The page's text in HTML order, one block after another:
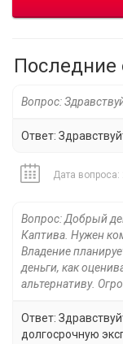
Последние
Вопрос:
Ответ:
Дата вопроса:
Вопрос: Добрый
Каптива. Нужен
Владение
деньги, как
альтернативу.
Ответ:
долгосрочную